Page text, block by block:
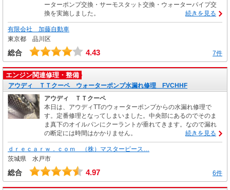
ーターポンプ交換・サーモスタット交換・ウォーターパイプ交
換を実施しました。
続きを見る
有限会社 加藤自動車
東京都 品川区
総合 4.43 7件
エンジン関連修理・整備
アウディ ＴＴクーペ ウォーターポンプ水漏れ修理 FVCHHF
アウディ ＴＴクーペ
本日は、アウディTTのウォーターポンプからの水漏れ修理で
す。定番修理となってしまいました。中央部にあるのでそのま
ま真下のオイルパンにクーラントが垂れてきます。なので漏れ
の断定には時間はかかりません。
続きを見る
ｄｒｅｃａｒｗ．ｃｏｍ （株）マスターピース…
茨城県 水戸市
総合 4.97 6件